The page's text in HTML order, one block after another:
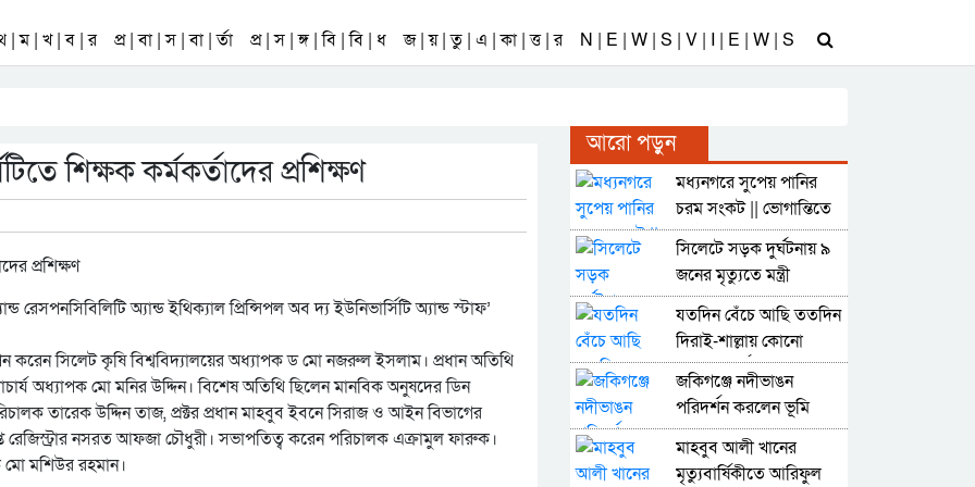
| ম | খ | ব | র প্র | বা | স | বা | র্তা প্র | স | ঙ্গ | বি | বি | ধ জ | য় | তু | এ | কা | ত্ত | র N | E | W | S | V | I | E | W | S
শিক্ষক কর্মকর্তাদের প্রশিক্ষণ
রেসপনসিবিলিটি অ্যান্ড ইথিক্যাল প্রিন্সিপল অব দ্য ইউনিভার্সিটি অ্যান্ড স্টাফ’
করেন সিলেট কৃষি বিশ্ববিদ্যালয়ের অধ্যাপক ড মো নজরুল ইসলাম। প্রধান অতিথি
অধ্যাপক মো মনির উদ্দিন। বিশেষ অতিথি ছিলেন মানবিক অনুষদের ডিন
তারেক উদ্দিন তাজ, প্রক্টর প্রধান মাহবুব ইবনে সিরাজ ও আইন বিভাগের
রেজিস্ট্রার নসরত আফজা চৌধুরী। সভাপতিত্ব করেন পরিচালক এক্রামুল ফারুক।
মো মশিউর রহমান।
আরো পড়ুন
মধ্যনগরে সুপেয় পানির
চরম সংকট || ভোগান্তিতে
পর্যটক সহ সর্বস্তরের মানুষ
সিলেটে সড়ক দুর্ঘটনায় ৯
জনের মৃত্যুতে মন্ত্রী
আরিফুল হক চৌধুরীর
শোক
যতদিন বেঁচে আছি ততদিন
দিরাই-শাল্লায় কোনো
অনিয়ম-দুর্নীতি নয় : নাছির
চৌধুরী
জকিগঞ্জে নদীভাঙন
পরিদর্শন করলেন ভূমি
রেকর্ড ও জরিপ
অধিদপ্তরের মহাপরিচালক
মাহবুব আলী খানের
মৃত্যুবার্ষিকীতে আরিফুল